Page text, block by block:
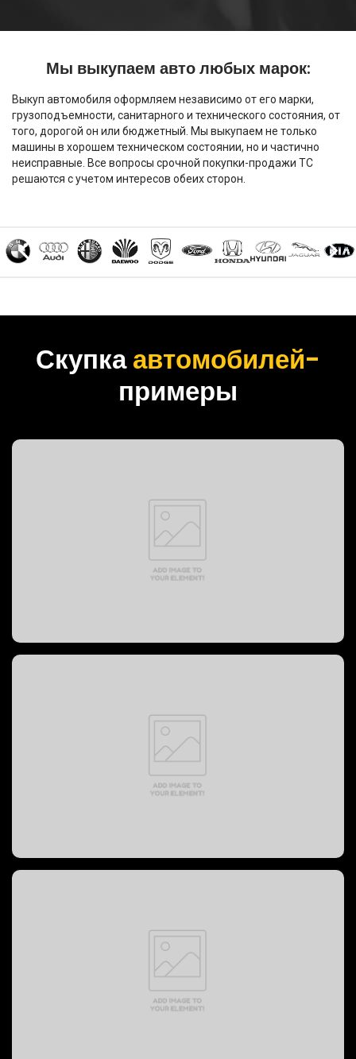
Мы выкупаем авто любых марок:
Выкуп автомобиля оформляем независимо от его марки,
грузоподъемности, санитарного и технического состояния, от
того, дорогой он или бюджетный. Мы выкупаем не только
машины в хорошем техническом состоянии, но и частично
неисправные. Все вопросы срочной покупки-продажи ТС
решаются с учетом интересов обеих сторон.
Скупкаавтомобилей-
примеры
PREVOST BUS, 1999 год
PREVOST BUS, 2004 год
PREVOST BUS, 2008 год